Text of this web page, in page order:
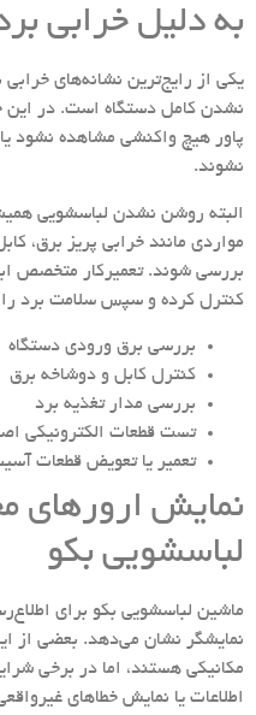
به دلیل خرابی
یکی از رایج‌ترین نشانه‌های
نشدن کامل دستگاه است. در این
پاور هیچ واکنشی مشاهده نشود
نشوند.
البته روشن نشدن لباسشویی
مواردی مانند خرابی پریز برق،
بررسی شوند. تعمیرکار متخصص
کنترل کرده و سپس سلامت برد
بررسی برق ورودی دستگاه
کنترل کابل و دوشاخه برق
بررسی مدار تغذیه برد
تست قطعات الکترونیکی
تعمیر یا تعویض قطعات
نمایش ارورهای
لباسشویی بکو
ماشین لباسشویی بکو برای
نمایشگر نشان می‌دهد. بعضی از
مکانیکی هستند، اما در برخی
اطلاعات یا نمایش خطاهای